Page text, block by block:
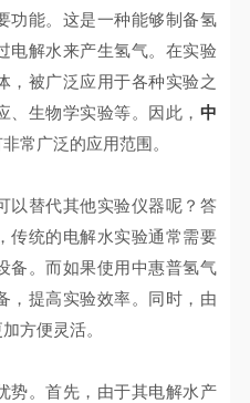
能。这是一种能够制备氢
电解水来产生氢气。在实验
，被广泛应用于各种实验之
生物学实验等。因此， 中
常广泛的应用范围。
替代其他实验仪器呢？答
传统的电解水实验通常需要
备。而如果使用中惠普氢气
，提高实验效率。同时，由
方便灵活。
。首先，由于其电解水产